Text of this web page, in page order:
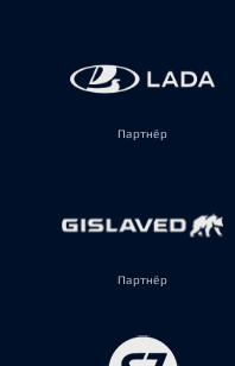
Партнёр
Партнёр